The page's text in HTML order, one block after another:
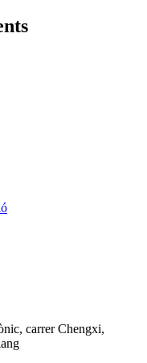
carrer Chengxi,